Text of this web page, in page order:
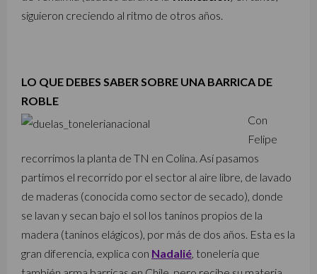
siguieron creciendo al ritmo de otros años.
LO QUE DEBES SABER SOBRE UNA BARRICA DE
ROBLE
Con
Felipe
recorrimos la planta de TN en Colina. Así pasamos
partimos el recorrido por el sector al aire libre, de lavado
de maderas (conocida como sector de secado), donde
se lavan y secan bajo el sol los taninos propios de la
madera (taninos elágicos), por más de dos años. Esta es la
gran diferencia, explica con Nadalié, tonelería que